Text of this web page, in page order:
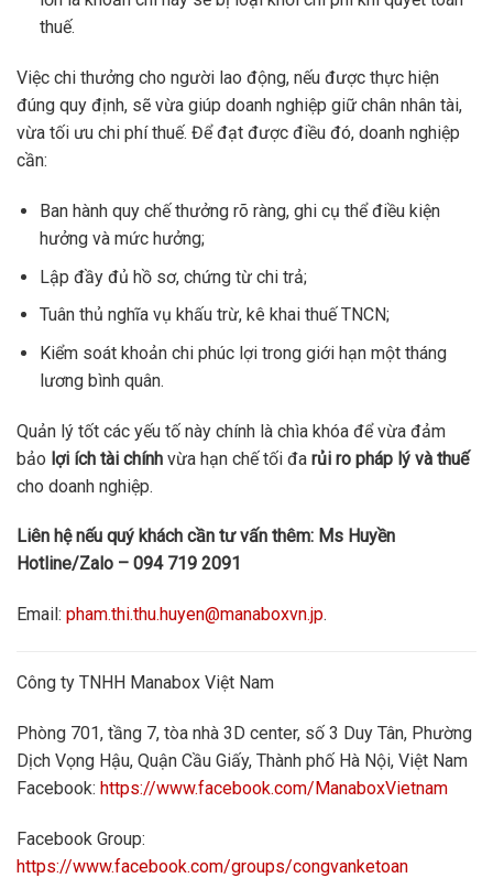
thuế.
Việc chi thưởng cho người lao động, nếu được thực hiện
đúng quy định, sẽ vừa giúp doanh nghiệp giữ chân nhân tài,
vừa tối ưu chi phí thuế. Để đạt được điều đó, doanh nghiệp
cần:
Ban hành quy chế thưởng rõ ràng, ghi cụ thể điều kiện
hưởng và mức hưởng;
Lập đầy đủ hồ sơ, chứng từ chi trả;
Tuân thủ nghĩa vụ khấu trừ, kê khai thuế TNCN;
Kiểm soát khoản chi phúc lợi trong giới hạn một tháng
lương bình quân.
Quản lý tốt các yếu tố này chính là chìa khóa để vừa đảm
bảo lợi ích tài chính vừa hạn chế tối đa rủi ro pháp lý và thuế
cho doanh nghiệp.
Liên hệ nếu quý khách cần tư vấn thêm: Ms Huyền
Hotline/Zalo – 094 719 2091
Email: pham.thi.thu.huyen@manaboxvn.jp.
Công ty TNHH Manabox Việt Nam
Phòng 701, tầng 7, tòa nhà 3D center, số 3 Duy Tân, Phường
Dịch Vọng Hậu, Quận Cầu Giấy, Thành phố Hà Nội, Việt Nam
Facebook: https://www.facebook.com/ManaboxVietnam
Facebook Group:
https://www.facebook.com/groups/congvanketoan